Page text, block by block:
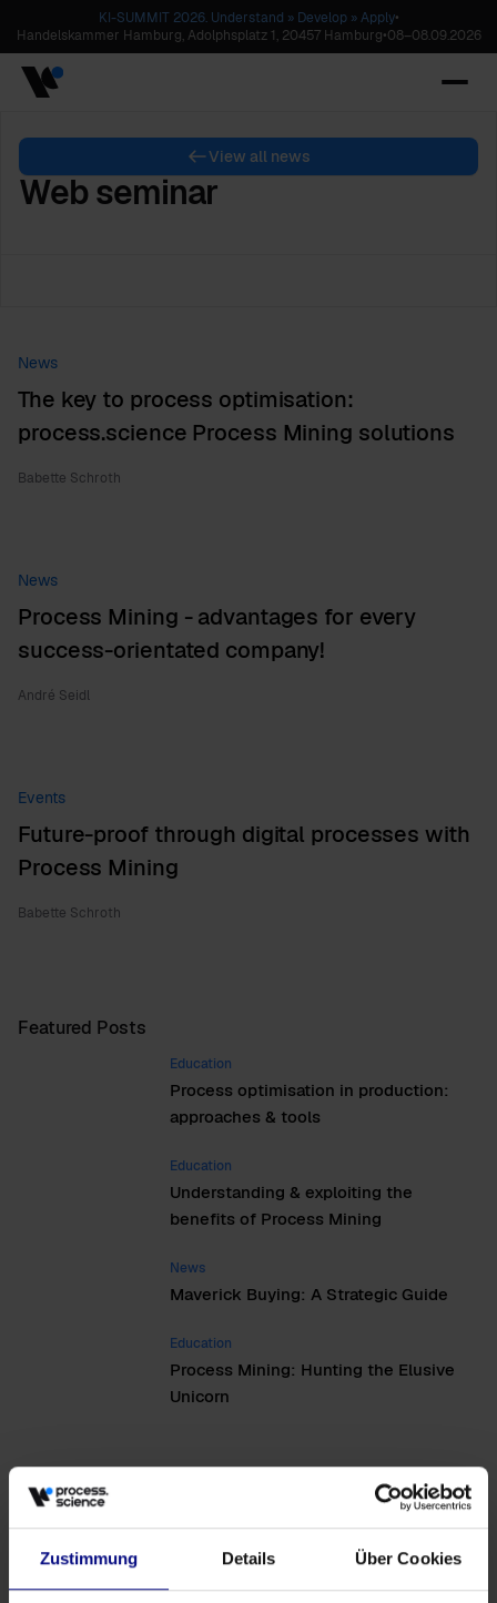
Zustimmung Details Über Cookies
KI-SUMMIT 2026. Understand » Develop » Apply•
Handelskammer Hamburg, Adolphsplatz 1, 20457 Hamburg•08–08.09.2026
View all news
Web seminar
News
The key to process optimisation:
process.science Process Mining solutions
Babette Schroth
News
Process Mining - advantages for every
success-orientated company!
André Seidl
Events
Future-proof through digital processes with
Process Mining
Babette Schroth
Featured Posts
Education
Process optimisation in production:
approaches & tools
Education
Understanding & exploiting the
benefits of Process Mining
News
Maverick Buying: A Strategic Guide
Education
Process Mining: Hunting the Elusive
Unicorn